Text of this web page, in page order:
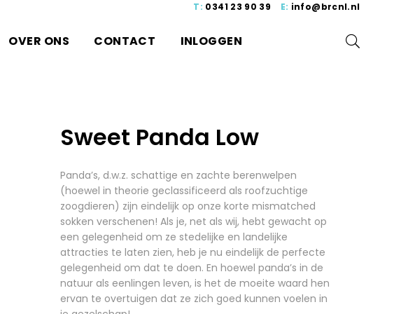
T: 0341 23 90 39 E: info@brcnl.nl
OVER ONS CONTACT INLOGGEN
Sweet Panda Low
Panda’s, d.w.z. schattige en zachte berenwelpen
(hoewel in theorie geclassificeerd als roofzuchtige
zoogdieren) zijn eindelijk op onze korte mismatched
sokken verschenen! Als je, net als wij, hebt gewacht op
een gelegenheid om ze stedelijke en landelijke
attracties te laten zien, heb je nu eindelijk de perfecte
gelegenheid om dat te doen. En hoewel panda’s in de
natuur als eenlingen leven, is het de moeite waard hen
ervan te overtuigen dat ze zich goed kunnen voelen in